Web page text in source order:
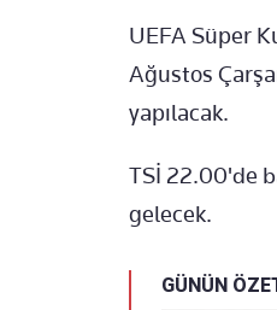
UEFA Süper
Ağustos
yapılacak.
TSİ 22.00'de
gelecek.
GÜNÜN